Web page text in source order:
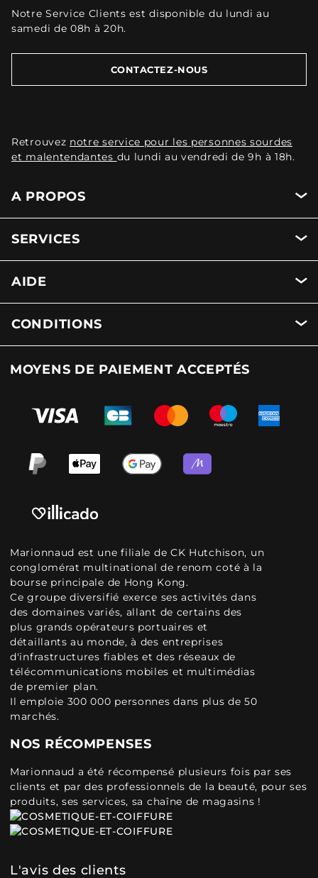
Notre Service Clients est disponible du lundi au
samedi de 08h à 20h.
CONTACTEZ-NOUS
Retrouvez notre service pour les personnes sourdes
et malentendantes du lundi au vendredi de 9h à 18h.
A PROPOS
SERVICES
AIDE
CONDITIONS
MOYENS DE PAIEMENT ACCEPTÉS
Marionnaud est une filiale de CK Hutchison, un
conglomérat multinational de renom coté à la
bourse principale de Hong Kong.
Ce groupe diversifié exerce ses activités dans
des domaines variés, allant de certains des
plus grands opérateurs portuaires et
détaillants au monde, à des entreprises
d'infrastructures fiables et des réseaux de
télécommunications mobiles et multimédias
de premier plan.
Il emploie 300 000 personnes dans plus de 50
marchés.
NOS RÉCOMPENSES
Marionnaud a été récompensé plusieurs fois par ses
clients et par des professionnels de la beauté, pour ses
produits, ses services, sa chaîne de magasins !
L'avis des clients